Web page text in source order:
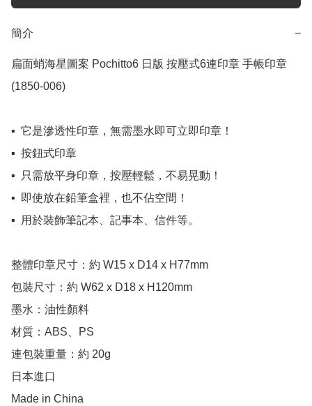
簡介 −
扁面蛸海星圖案 Pochitto6 日版 按壓式6連印章 手帳印章
(1850-006)
▪️  它是滲透性印章，無需墨水即可立即印章！
▪️  按鈕式印章
▪️  只需放平身印章，按壓輕鬆，不易晃動！
▪️  即使放在鉛筆盒裡，也不佔空間！
▪️  用於裝飾筆記本、記事本、信件等。
整體印章尺寸：約 W15 x D14 x H77mm
包裝尺寸：約 W62 x D18 x H120mm
墨水：油性顏料
材質：ABS、PS
連包裝重量：約 20g
日本進口
Made in China